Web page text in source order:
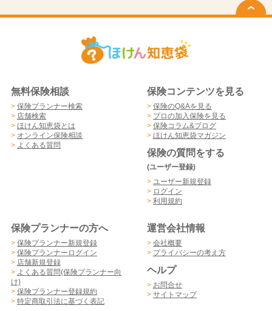
無料保険相談
> 保険プランナー検索
> 店舗検索
> ほけん知恵袋とは
> オンライン保険相談
> よくある質問
保険コンテンツを見る
> 保険のQ&Aを見る
> プロの加入保険を見る
> 保険コラム&ブログ
> ほけん知恵袋マガジン
保険の質問をする
(ユーザー登録)
> ユーザー新規登録
> ログイン
> 利用規約
保険プランナーの方へ
> 保険プランナー新規登録
> 保険プランナーログイン
> 店舗新規登録
> よくある質問(保険プランナー向
け)
> 保険プランナー登録規約
> 特定商取引法に基づく表記
運営会社情報
> 会社概要
> プライバシーの考え方
ヘルプ
> お問合せ
> サイトマップ